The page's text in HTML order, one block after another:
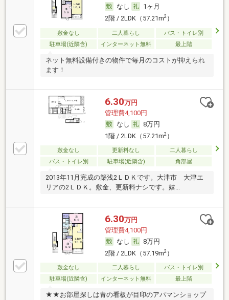
なし
1ヶ月
2階 / 2LDK（57.21m2）
敷金なし 二人暮らし
バス・トイレ別
駐車場(近隣含)
インターネット無料 最上階
ネット無料設備付きの物件で毎月のコストが抑えられ
ます！
6.30万円
管理費4,100円
なし
8万円
1階 / 2LDK（57.21m2）
敷金なし 更新料なし
二人暮らし
バス・トイレ別
駐車場(近隣含) 角部屋
2013年11月完成の築浅2ＬＤＫです。大津市 大津エ
リアの2ＬＤＫ。敷金、更新料ナシです。嬉...
6.30万円
管理費4,100円
なし
8万円
2階 / 2LDK（57.19m2）
敷金なし 二人暮らし
バス・トイレ別
駐車場(近隣含)
インターネット無料 最上階
★★お部屋探しは青の看板が目印のアパマンショップ